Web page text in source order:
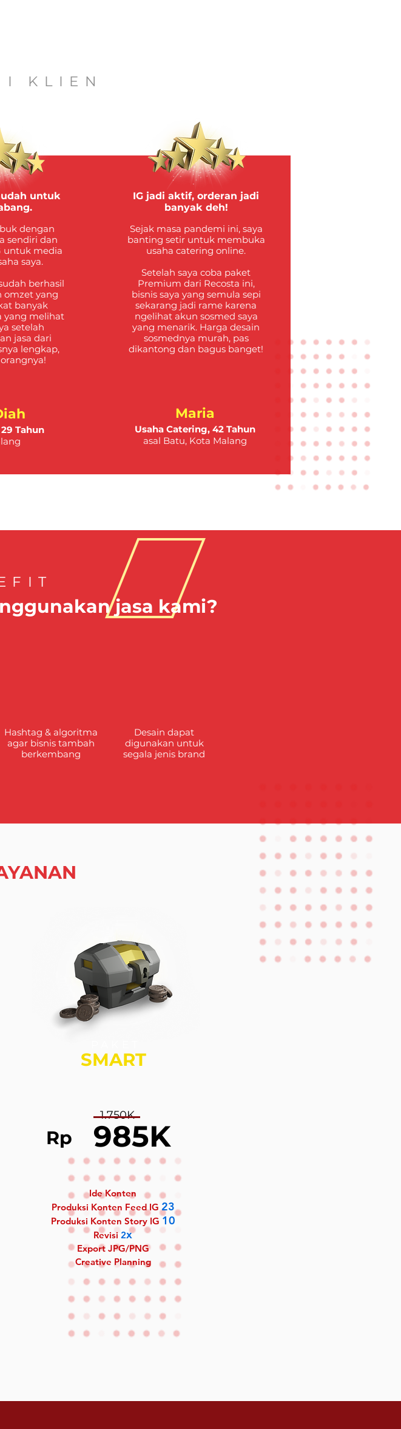
KLIEN
untuk
dengan
sendiri dan
untuk media
saya.
berhasil
omzet yang
banyak
yang melihat
setelah
jasa dari
lengkap,
Tahun
IG jadi aktif, orderan jadi
banyak deh!
Sejak masa pandemi ini, saya
banting setir untuk membuka
usaha catering online.
Setelah saya coba paket
Premium dari Recosta ini,
bisnis saya yang semula sepi
sekarang jadi rame karena
ngelihat akun sosmed saya
yang menarik. Harga desain
sosmednya murah, pas
dikantong dan bagus banget!
Maria
Usaha Catering, 42 Tahun
asal Batu, Kota Malang
jasa kami?
Desain dapat
digunakan untuk
segala jenis brand
Hashtag & algoritma
agar bisnis tambah
berkembang
1.750K
985K
Rp
Ide Konten
Produksi Konten Feed IG23
Produksi Konten Story IG 10
Revisi 2x
Export JPG/PNG
Creative Planning
SMART